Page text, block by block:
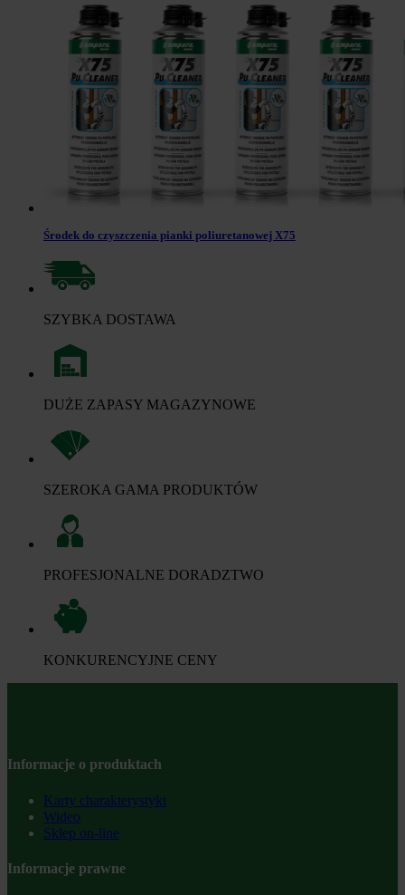
Środek do czyszczenia pianki poliuretanowej X75
SZYBKA DOSTAWA
DUŻE ZAPASY MAGAZYNOWE
SZEROKA GAMA PRODUKTÓW
PROFESJONALNE DORADZTWO
KONKURENCYJNE CENY
Informacje o produktach
Karty charakterystyki
Wideo
Sklep on-line
Informacje prawne